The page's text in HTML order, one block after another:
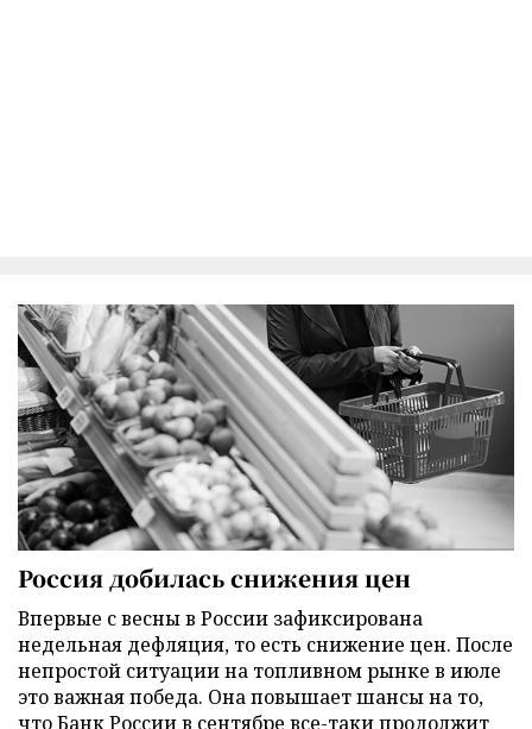
Россия добилась снижения цен
Впервые с весны в России зафиксирована
недельная дефляция, то есть снижение цен. После
непростой ситуации на топливном рынке в июле
это важная победа. Она повышает шансы на то,
что Банк России в сентябре все-таки продолжит